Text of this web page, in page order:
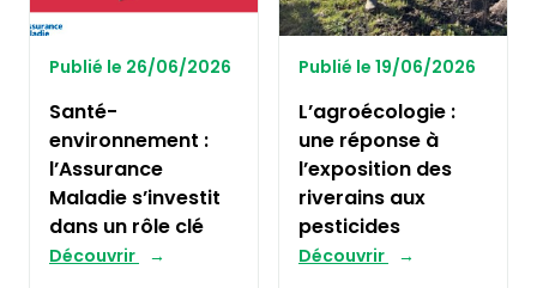
Publié le 26/06/2026
Santé-
environnement :
l’Assurance
Maladie s’investit
dans un rôle clé
Découvrir
Publié le 19/06/2026
L’agroécologie :
une réponse à
l’exposition des
riverains aux
pesticides
Découvrir